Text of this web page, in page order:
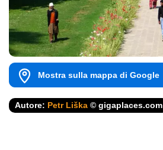
Mostra sulla mappa di Google
Autore: Petr Liška © gigaplaces.com